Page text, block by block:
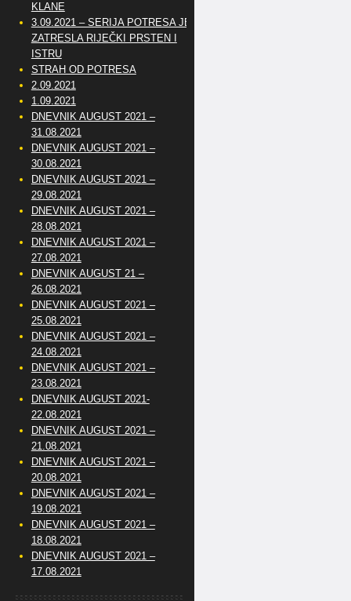
KLANE
3.09.2021 – SERIJA POTRESA JE
ZATRESLA RIJEČKI PRSTEN I
ISTRU
STRAH OD POTRESA
2.09.2021
1.09.2021
DNEVNIK AUGUST 2021 –
31.08.2021
DNEVNIK AUGUST 2021 –
30.08.2021
DNEVNIK AUGUST 2021 –
29.08.2021
DNEVNIK AUGUST 2021 –
28.08.2021
DNEVNIK AUGUST 2021 –
27.08.2021
DNEVNIK AUGUST 21 –
26.08.2021
DNEVNIK AUGUST 2021 –
25.08.2021
DNEVNIK AUGUST 2021 –
24.08.2021
DNEVNIK AUGUST 2021 –
23.08.2021
DNEVNIK AUGUST 2021-
22.08.2021
DNEVNIK AUGUST 2021 –
21.08.2021
DNEVNIK AUGUST 2021 –
20.08.2021
DNEVNIK AUGUST 2021 –
19.08.2021
DNEVNIK AUGUST 2021 –
18.08.2021
DNEVNIK AUGUST 2021 –
17.08.2021